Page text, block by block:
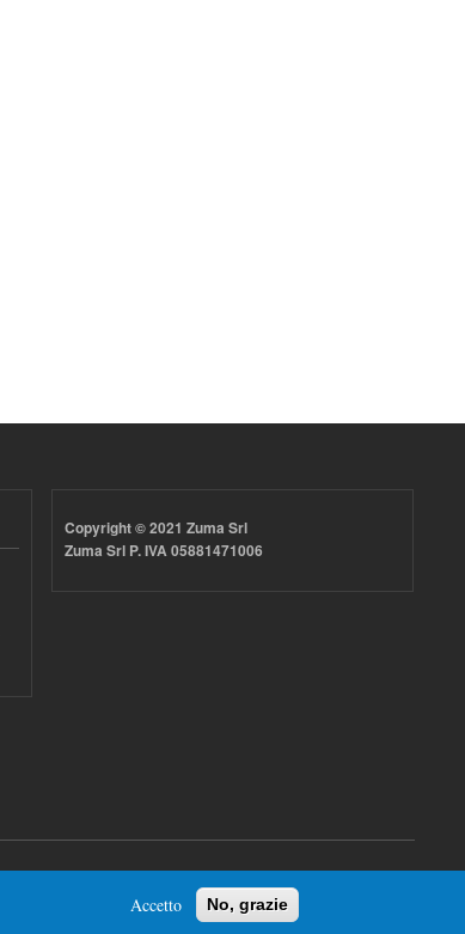
Copyright © 2021 Zuma Srl
Zuma Srl P. IVA 05881471006
Accetto No, grazie